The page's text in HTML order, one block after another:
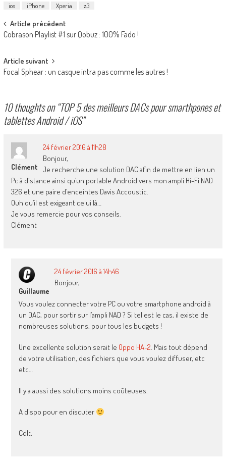
ios
iPhone Xperia z3
Post
navigation
Article précédent
Cobrason Playlist #1 sur Qobuz : 100% Fado !
Article suivant
Focal Sphear : un casque intra pas comme les autres !
10 thoughts on “TOP 5 des meilleurs DACs pour smarthpones et
tablettes Android / iOS”
Clément
24 février 2016 à 11h28
Bonjour,
Je recherche une solution DAC afin de mettre en lien un
Pc à distance ainsi qu’un portable Android vers mon ampli Hi-Fi NAD
326 et une paire d’enceintes Davis Accoustic.
Ouh qu’il est exigeant celui là…
Je vous remercie pour vos conseils.
Clément
Guillaume
24 février 2016 à 14h46
Bonjour,
Vous voulez connecter votre PC ou votre smartphone android à
un DAC, pour sortir sur l’ampli NAD ? Si tel est le cas, il existe de
nombreuses solutions, pour tous les budgets !
Une excellente solution serait le Oppo HA-2. Mais tout dépend
de votre utilisation, des fichiers que vous voulez diffuser, etc
etc…
Il y a aussi des solutions moins coûteuses.
A dispo pour en discuter
Cdlt,